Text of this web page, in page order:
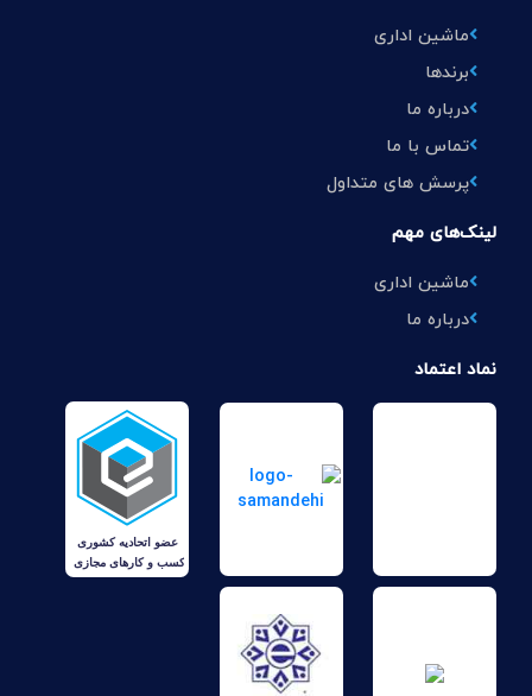
ماشین اداری
برندها
درباره ما
تماس با ما
پرسش های متداول
لینک‌های مهم
ماشین اداری
درباره ما
نماد اعتماد